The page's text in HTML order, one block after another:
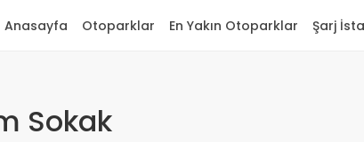
Anasayfa Otoparklar En Yakın Otoparklar Şarj
Sokak